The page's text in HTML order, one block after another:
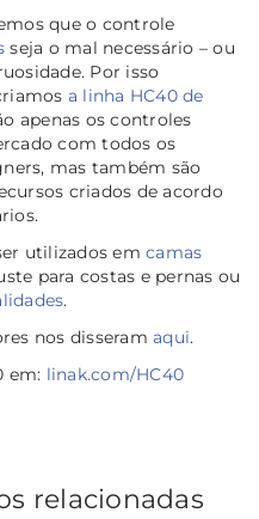
que o controle
seja o mal necessário – ou
Por isso
a linha HC40 de
apenas os controles
com todos os
mas também são
criados de acordo
utilizados em camas
para costas e pernas ou
.
nos disseram aqui.
em: linak.com/HC40
relacionadas